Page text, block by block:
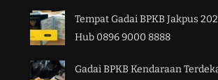
Tempat Gadai BPKB Jakpus
Hub 0896 9000 8888
Gadai BPKB Kendaraan